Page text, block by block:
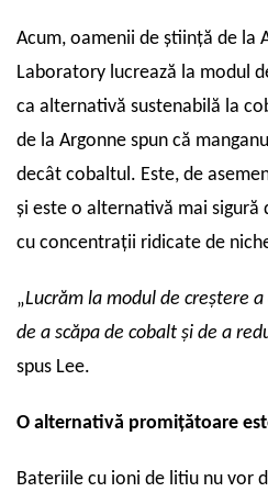
Acum, oamenii de știință de la
Laboratory lucrează la modul
ca alternativă sustenabilă la
de la Argonne spun că
decât cobaltul. Este, de
și este o alternativă mai
cu concentrații ridicate de
„Lucrăm la modul de creștere
de a scăpa de cobalt și de a
spus Lee.
O alternativă promițătoare
Bateriile cu ioni de litiu nu vor